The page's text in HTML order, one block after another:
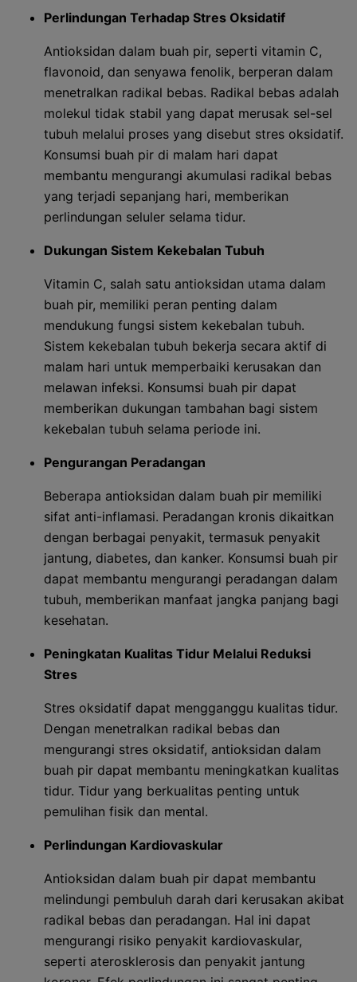
Perlindungan Terhadap Stres Oksidatif
Antioksidan dalam buah pir, seperti vitamin C,
flavonoid, dan senyawa fenolik, berperan dalam
menetralkan radikal bebas. Radikal bebas adalah
molekul tidak stabil yang dapat merusak sel-sel
tubuh melalui proses yang disebut stres oksidatif.
Konsumsi buah pir di malam hari dapat
membantu mengurangi akumulasi radikal bebas
yang terjadi sepanjang hari, memberikan
perlindungan seluler selama tidur.
Dukungan Sistem Kekebalan Tubuh
Vitamin C, salah satu antioksidan utama dalam
buah pir, memiliki peran penting dalam
mendukung fungsi sistem kekebalan tubuh.
Sistem kekebalan tubuh bekerja secara aktif di
malam hari untuk memperbaiki kerusakan dan
melawan infeksi. Konsumsi buah pir dapat
memberikan dukungan tambahan bagi sistem
kekebalan tubuh selama periode ini.
Pengurangan Peradangan
Beberapa antioksidan dalam buah pir memiliki
sifat anti-inflamasi. Peradangan kronis dikaitkan
dengan berbagai penyakit, termasuk penyakit
jantung, diabetes, dan kanker. Konsumsi buah pir
dapat membantu mengurangi peradangan dalam
tubuh, memberikan manfaat jangka panjang bagi
kesehatan.
Peningkatan Kualitas Tidur Melalui Reduksi
Stres
Stres oksidatif dapat mengganggu kualitas tidur.
Dengan menetralkan radikal bebas dan
mengurangi stres oksidatif, antioksidan dalam
buah pir dapat membantu meningkatkan kualitas
tidur. Tidur yang berkualitas penting untuk
pemulihan fisik dan mental.
Perlindungan Kardiovaskular
Antioksidan dalam buah pir dapat membantu
melindungi pembuluh darah dari kerusakan akibat
radikal bebas dan peradangan. Hal ini dapat
mengurangi risiko penyakit kardiovaskular,
seperti aterosklerosis dan penyakit jantung